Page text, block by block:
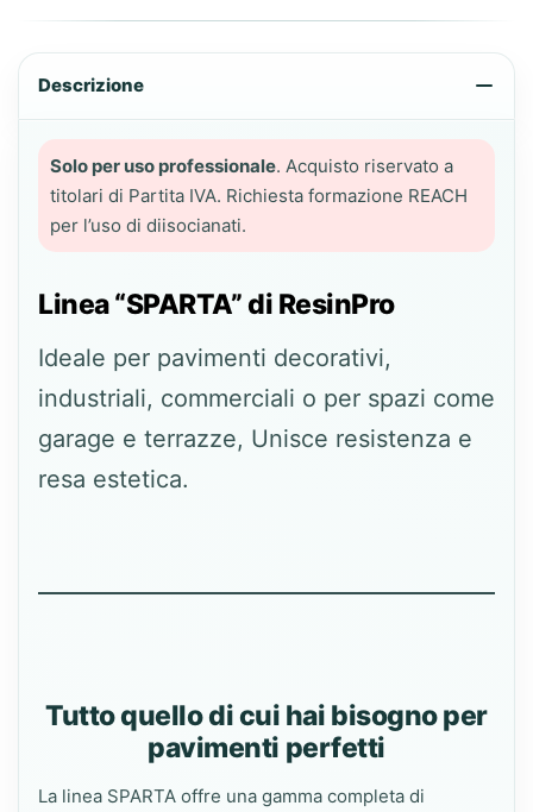
Descrizione
Solo per uso professionale. Acquisto riservato a
titolari di Partita IVA. Richiesta formazione REACH
per l’uso di diisocianati.
Linea “SPARTA” di ResinPro
Ideale per pavimenti decorativi,
industriali, commerciali o per spazi come
garage e terrazze, Unisce resistenza e
resa estetica.
Tutto quello di cui hai bisogno per
pavimenti perfetti
La linea SPARTA offre una gamma completa di